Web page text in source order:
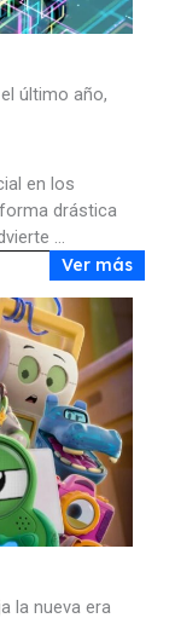
último año,
en los
drástica
...
Ver más
la nueva era